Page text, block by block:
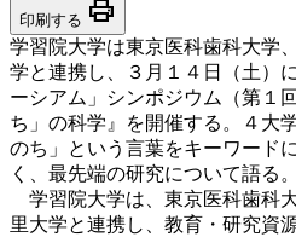
印刷する print
学習院大学は東京医科歯科大学
学と連携し、３月１４日（土）
ーシアム」シンポジウム（第１
ち」の科学』を開催する。４大
のち」という言葉をキーワード
く、最先端の研究について語る。
学習院大学は、東京医科歯科
里大学と連携し、教育・研究資